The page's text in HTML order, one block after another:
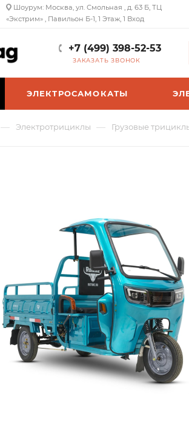
Шоурум: Москва, ул. Смольная , д. 63 Б, ТЦ
«Экстрим» , Павильон Б-1, 1 Этаж, 1 Вход
+7 (499) 398-52-53
ЗАКАЗАТЬ ЗВОНОК
ЭЛЕКТРОСАМОКАТЫ
— Электротрициклы — Грузовые